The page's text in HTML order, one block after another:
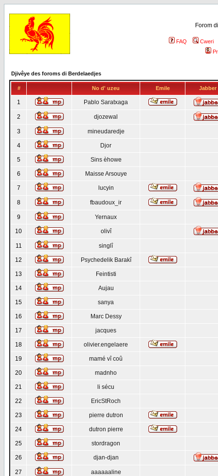
Forom
FAQ
Cweri
Djivêye des foroms di Berdelaedjes
# No d' uzeu Emile Jabber
1 Pablo Saratxaga
2 djozewal
3 mineudaredje
4 Djor
5 Sins èhowe
6 Maisse Arsouye
7 lucyin
8 fbaudoux_ir
9 Yernaux
10 olivî
11 singlî
12 Psychedelik Barakî
13 Feintisti
14 Aujau
15 sanya
16 Marc Dessy
17 jacques
18 olivier.engelaere
19 mamé vî coû
20 madnho
21 li sécu
22 EricStRoch
23 pierre dutron
24 dutron pierre
25 stordragon
26 djan-djan
27 aaaaaaline